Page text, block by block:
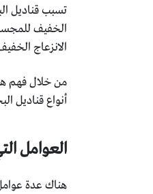
تسبب قناديل
الخفيف
الانزعاج
من خلال فهم
أنواع قناديل
العوامل
هناك عدة